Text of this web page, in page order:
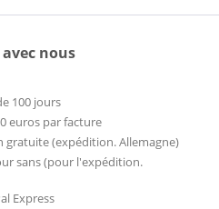
nous
100 jours
euros par facture
gratuite (expédition. Allemagne)
sans (pour l'expédition.
Express